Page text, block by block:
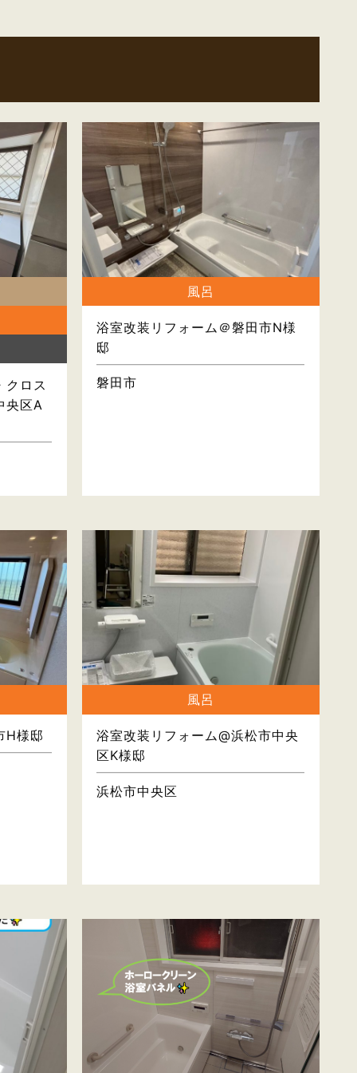
クロス
央区A
風呂
浴室改装リフォーム＠磐田市N様
邸
磐田市
H様邸
風呂
浴室改装リフォーム@浜松市中央
区K様邸
浜松市中央区